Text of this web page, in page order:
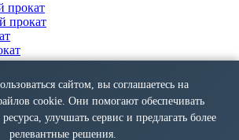
прокат
прокат
улица, 2с1
45-31
сайтом, вы соглашаетесь на
cookie. Они помогают обеспечивать
улучшать сервис и предлагать более
релевантные решения.